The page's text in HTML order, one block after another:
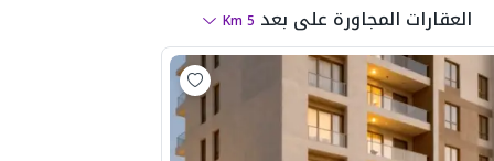
العقارات المجاورة على بعد 5
Km